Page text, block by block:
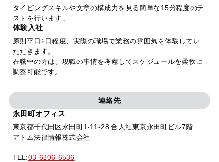
タイピングスキルや文章の構成力を見る簡単な15分程度のテ
ストを行います。
体験入社
原則平日2日程度、実際の職場で業務の雰囲気を体験してい
ただきます。
在職中の方は、現職の事情を考慮してスケジュールを柔軟に
調整可能です。
連絡先
永田町オフィス
東京都千代田区永田町1-11-28 合人社東京永田町ビル7階
アトム法律情報株式会社
TEL:03-6206-6536